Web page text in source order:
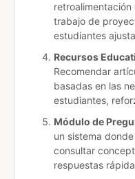
trabajo de
estudiantes
Recursos
Recomendar
basadas en las
estudiantes,
Módulo de
un sistema
consultar
respuestas